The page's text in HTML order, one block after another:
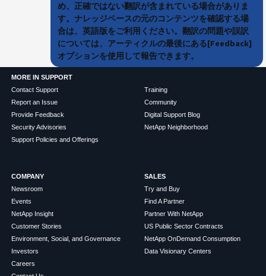
め、正確ではない翻訳が含まれている場合がありま
す。ナレッジベースの元のコンテンツを確認する場
合は、英語版をご利用ください。翻訳の問題や誤訳
については、アーティクルの最後にある[Feedback]
オプションを使用して報告できます。
MORE IN SUPPORT
Contact Support
Report an Issue
Provide Feedback
Security Advisories
Support Policies and Offerings
Training
Community
Digital Support Blog
NetApp Neighborhood
COMPANY
Newsroom
Events
NetApp Insight
Customer Stories
Environment, Social, and Governance
Investors
Careers
SALES
Try and Buy
Find A Partner
Partner With NetApp
US Public Sector Contracts
NetApp OnDemand Consumption
Data Visionary Centers